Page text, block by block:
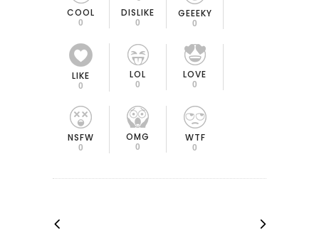
COOL
0
DISLIKE
0
GEEEKY
0
LIKE
0
LOL
0
LOVE
0
NSFW
0
OMG
0
WTF
0